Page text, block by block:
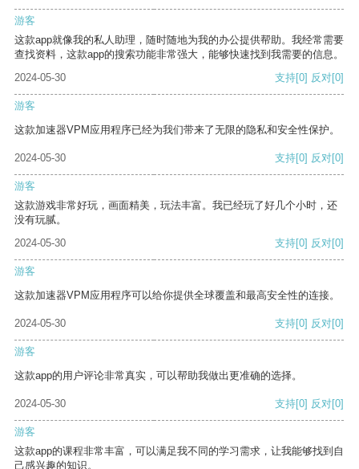
游客
这款app就像我的私人助理，随时随地为我的办公提供帮助。我经常需要
查找资料，这款app的搜索功能非常强大，能够快速找到我需要的信息。
2024-05-30
支持[0] 反对[0]
游客
这款加速器VPM应用程序已经为我们带来了无限的隐私和安全性保护。
2024-05-30 支持[0] 反对[0]
游客
这款游戏非常好玩，画面精美，玩法丰富。我已经玩了好几个小时，还
没有玩腻。
2024-05-30
支持[0] 反对[0]
游客
这款加速器VPM应用程序可以给你提供全球覆盖和最高安全性的连接。
2024-05-30 支持[0] 反对[0]
游客
这款app的用户评论非常真实，可以帮助我做出更准确的选择。
2024-05-30 支持[0] 反对[0]
游客
这款app的课程非常丰富，可以满足我不同的学习需求，让我能够找到自
己感兴趣的知识。